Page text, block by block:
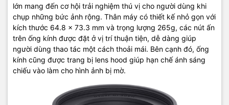
lớn mang đến cơ hội trải nghiệm thú vị cho người dùng khi
chụp những bức ảnh rộng. Thân máy có thiết kế nhỏ gọn với
kích thước 64.8 x 73.3 mm và trọng lượng 265g, các nút ấn
trên ống kính được đặt ở vị trí thuận tiện, dễ dàng giúp
người dùng thao tác một cách thoải mái. Bên cạnh đó, ống
kính cũng được trang bị lens hood giúp hạn chế ánh sáng
chiếu vào làm cho hình ảnh bị mờ.